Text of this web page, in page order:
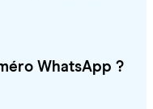
WhatsApp ?